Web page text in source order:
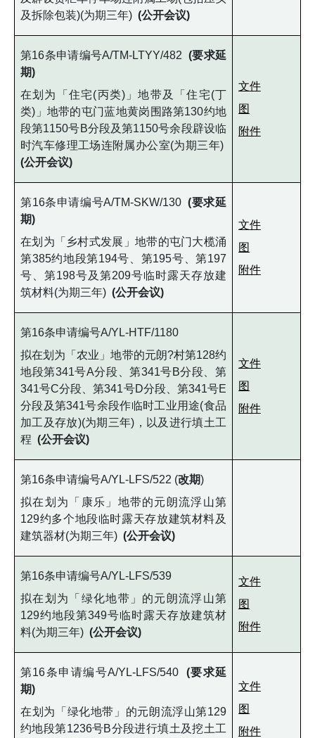
及拆除包装)(为期三年) (公开会议)
第16条申请编号A/TM-LTYY/482 (要求延
期)
在划为「住宅(丙类)」地带及「住宅(丁
类)」地带的屯门蓝地黄岗围路第130约地
段第1150号B分段及第1150号余段辟设临
时汽车修理工场连附属办公室(为期三年)
(公开会议)
文件
图
附件
第16条申请编号A/TM-SKW/130 (要求延
期)
在划为「乡村式发展」地带的屯门大榄涌
第385约地段第194号、第195号、第197
号、第198号及第209号临时露天存放建
筑材料(为期三年) (公开会议)
文件
图
附件
第16条申请编号A/YL-HTF/1180
拟在划为「农业」地带的元朗?村第128约
地段第341号A分段、第341号B分段、第
341号C分段、第341号D分段、第341号E
分段及第341号余段作临时工业用途(食品
加工及存放)(为期三年)，以及进行填土工
程 (公开会议)
文件
图
附件
第16条申请编号A/YL-LFS/522 (改期)
拟在划为「康乐」地带的元朗流浮山第
129约多个地段临时露天存放建筑材料及
建筑器材(为期三年) (公开会议)
第16条申请编号A/YL-LFS/539
拟在划为「绿化地带」的元朗流浮山第
129约地段第349号临时露天存放建筑材
料(为期三年) (公开会议)
文件
图
附件
第16条申请编号A/YL-LFS/540
(要求延
期)
在划为「绿化地带」的元朗流浮山第129
约地段第1236号B分段进行填土及挖土工
文件
图
附件